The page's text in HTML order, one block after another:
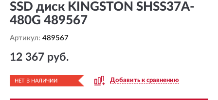
SSD диск KINGSTON SHSS37A-
480G 489567
Артикул: 489567
12 367 руб.
НЕТ В НАЛИЧИИ Добавить к сравнению